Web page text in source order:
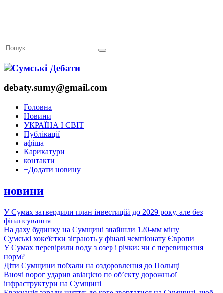
debaty.sumy@gmail.com
Головна
Новини
УКРАЇНА І СВІТ
Публікації
афіша
Карикатури
контакти
+Додати новину
новини
У Сумах затвердили план інвестицій до 2029 року, але без
фінансування
На даху будинку на Сумщині знайшли 120-мм міну
Сумські хокеїстки зіграють у фіналі чемпіонату Європи
У Сумах перевірили воду з озер і річки: чи є перевищення
норм?
Діти Сумщини поїхали на оздоровлення до Польщі
Вночі ворог ударив авіацією по обʼєкту дорожньої
інфраструктури на Сумщині